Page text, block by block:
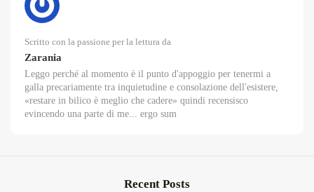
Scritto con la passione per la lettura da
Zarania
Leggo perché al momento è il punto d'appoggio per tenermi a
galla precariamente tra inquietudine e consolazione dell'esistere,
«restare in bilico è meglio che cadere» quindi recensisco
evincendo una parte di me... ergo sum
Recent Posts